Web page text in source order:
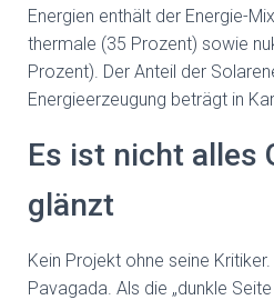
Energien enthält der Energie-
thermale (35 Prozent) sowie
Prozent). Der Anteil der
Energieerzeugung beträgt in
Es ist nicht alles
glänzt
Kein Projekt ohne seine
Pavagada. Als die „dunkle